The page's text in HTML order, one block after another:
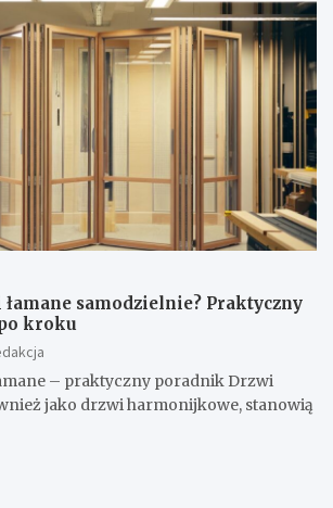
samodzielnie? Praktyczny
kroku
– praktyczny poradnik Drzwi
jako drzwi harmonijkowe, stanowią